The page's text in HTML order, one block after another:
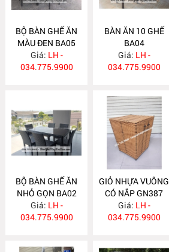
BỘ BÀN GHẾ ĂN
MÀU ĐEN BA05
Giá: LH -
034.775.9900
BÀN ĂN 10 GHẾ
BA04
Giá: LH -
034.775.9900
BỘ BÀN GHẾ ĂN
NHỎ GỌN BA02
Giá: LH -
034.775.9900
GIỎ NHỰA VUÔNG
CÓ NẮP GN387
Giá: LH -
034.775.9900